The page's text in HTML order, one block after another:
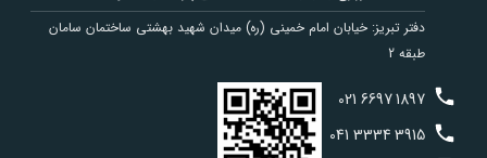
دفتر تبریز: خیابان امام خمینی (ره) میدان شهید بهشتی ساختمان سامان
طبقه 2
021 66971897
041 33343915